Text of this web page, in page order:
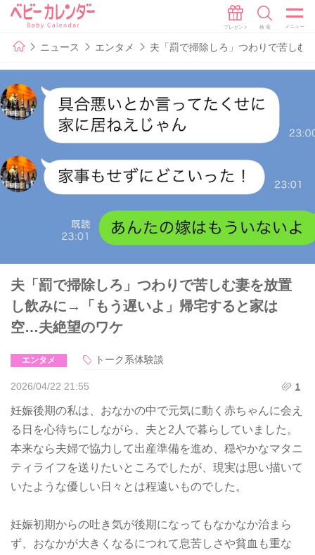
ニュース エンタメ 夫「罰で掃除しろ」つわりで苦し
夫「罰で掃除しろ」つわりで苦しむ妻を放置
し飲みに→「もう遅いよ」帰宅すると家は
空…夫絶望のワケ
エンタメ トーク系体験談
2026/04/22 21:55 1
妊娠後期の私は、おなかの中で元気に動く赤ちゃんに会え
る日を心待ちにしながら、夫と2人で暮らしていました。
本来なら夫婦で協力して出産準備を進め、穏やかなマタニ
ティライフを送りたいところでしたが、現実は思い描いて
いたような優しい日々とは程遠いものでした。
妊娠初期からの吐き気が後期になってもなかなか治まら
ず、おなかが大きくなるにつれて息苦しさや貧血も重な